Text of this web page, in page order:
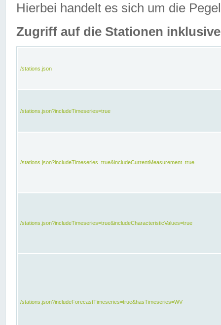
Hierbei handelt es sich um die
Zugriff auf die Stationen
/stations.json
/stations.json?includeTimeseries=true
/stations.json?includeTimeseries=true&includeCurrentMeasurement=true
/stations.json?includeTimeseries=true&includeCharacteristicValues=true
/stations.json?includeForecastTimeseries=true&hasTimeseries=WV